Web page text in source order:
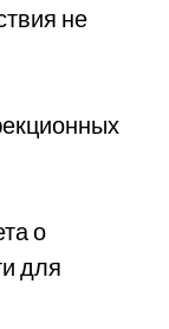
не
о
для